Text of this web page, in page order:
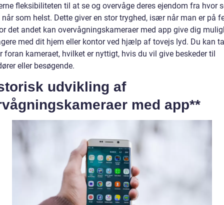
fleksibiliteten til at se og overvåge deres ejendom fra hvor
som helst. Dette giver en stor tryghed, især når man er på
det andet kan overvågningskameraer med app give dig
med dit hjem eller kontor ved hjælp af tovejs lyd. Du kan
foran kameraet, hvilket er nyttigt, hvis du vil give beskeder til
eller besøgende.
udvikling af
med app**